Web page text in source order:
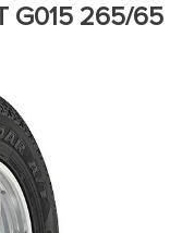
G015 265/65